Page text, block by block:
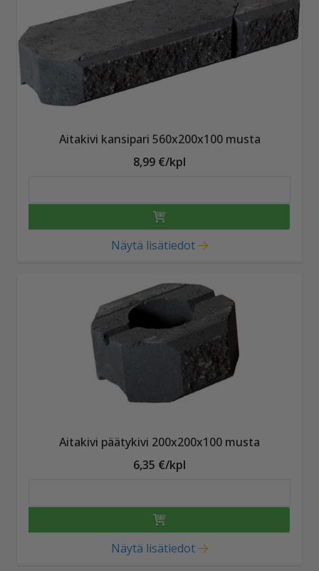
Aitakivi kansipari 560x200x100 musta
8,99 €/kpl
Näytä lisätiedot
Aitakivi päätykivi 200x200x100 musta
6,35 €/kpl
Näytä lisätiedot